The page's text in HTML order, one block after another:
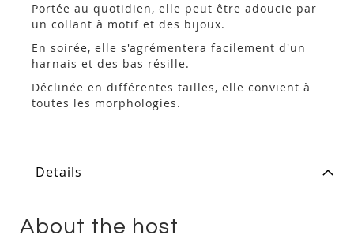
Portée au quotidien, elle peut être adoucie par
un collant à motif et des bijoux.
En soirée, elle s'agrémentera facilement d'un
harnais et des bas résille.
Déclinée en différentes tailles, elle convient à
toutes les morphologies.
Details
About the host